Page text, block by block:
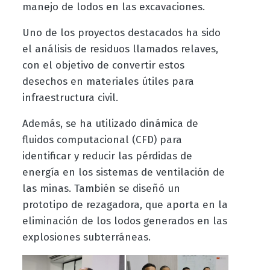
manejo de lodos en las excavaciones.
Uno de los proyectos destacados ha sido
el análisis de residuos llamados relaves,
con el objetivo de convertir estos
desechos en materiales útiles para
infraestructura civil.
Además, se ha utilizado dinámica de
fluidos computacional (CFD) para
identificar y reducir las pérdidas de
energía en los sistemas de ventilación de
las minas. También se diseñó un
prototipo de rezagadora, que aporta en la
eliminación de los lodos generados en las
explosiones subterráneas.